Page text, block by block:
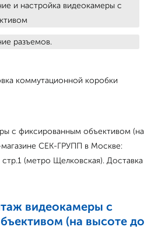
и настройка видеокамеры с
разъемов.
коммутационной коробки
с фиксированным объективом (на
СЕК-ГРУПП в Москве:
(метро Щелковская). Доставка
видеокамеры с
(на высоте до